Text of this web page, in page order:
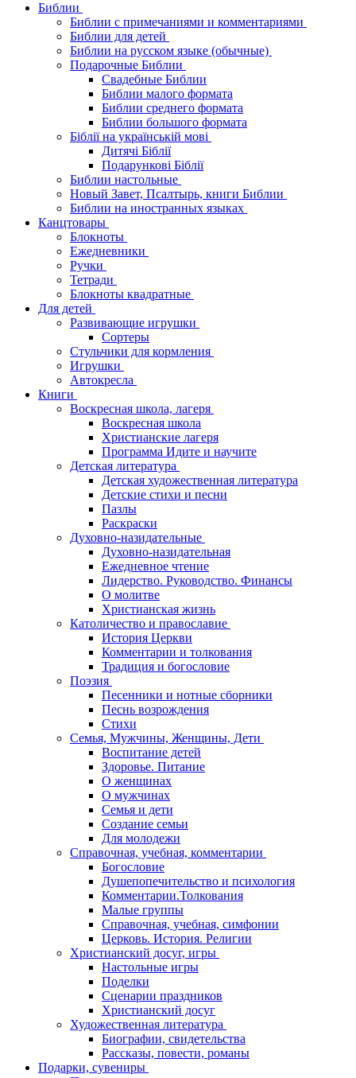
Библии
Библии с примечаниями и комментариями
Библии для детей
Библии на русском языке (обычные)
Подарочные Библии
Свадебные Библии
Библии малого формата
Библии среднего формата
Библии большого формата
Біблії на українській мові
Дитячі Біблії
Подарункові Біблії
Библии настольные
Новый Завет, Псалтырь, книги Библии
Библии на иностранных языках
Канцтовары
Блокноты
Ежедневники
Ручки
Тетради
Блокноты квадратные
Для детей
Развивающие игрушки
Сортеры
Стульчики для кормления
Игрушки
Автокресла
Книги
Воскресная школа, лагеря
Воскресная школа
Христианские лагеря
Программа Идите и научите
Детская литература
Детская художественная литература
Детские стихи и песни
Пазлы
Раскраски
Духовно-назидательные
Духовно-назидательная
Ежедневное чтение
Лидерство. Руководство. Финансы
О молитве
Христианская жизнь
Католичество и православие
История Церкви
Комментарии и толкования
Традиция и богословие
Поэзия
Песенники и нотные сборники
Песнь возрождения
Стихи
Семья, Мужчины, Женщины, Дети
Воспитание детей
Здоровье. Питание
О женщинах
О мужчинах
Семья и дети
Создание семьи
Для молодежи
Справочная, учебная, комментарии
Богословие
Душепопечительство и психология
Комментарии.Толкования
Малые группы
Справочная, учебная, симфонии
Церковь. История. Религии
Христианский досуг, игры
Настольные игры
Поделки
Сценарии праздников
Христианский досуг
Художественная литература
Биографии, свидетельства
Рассказы, повести, романы
Подарки, сувениры